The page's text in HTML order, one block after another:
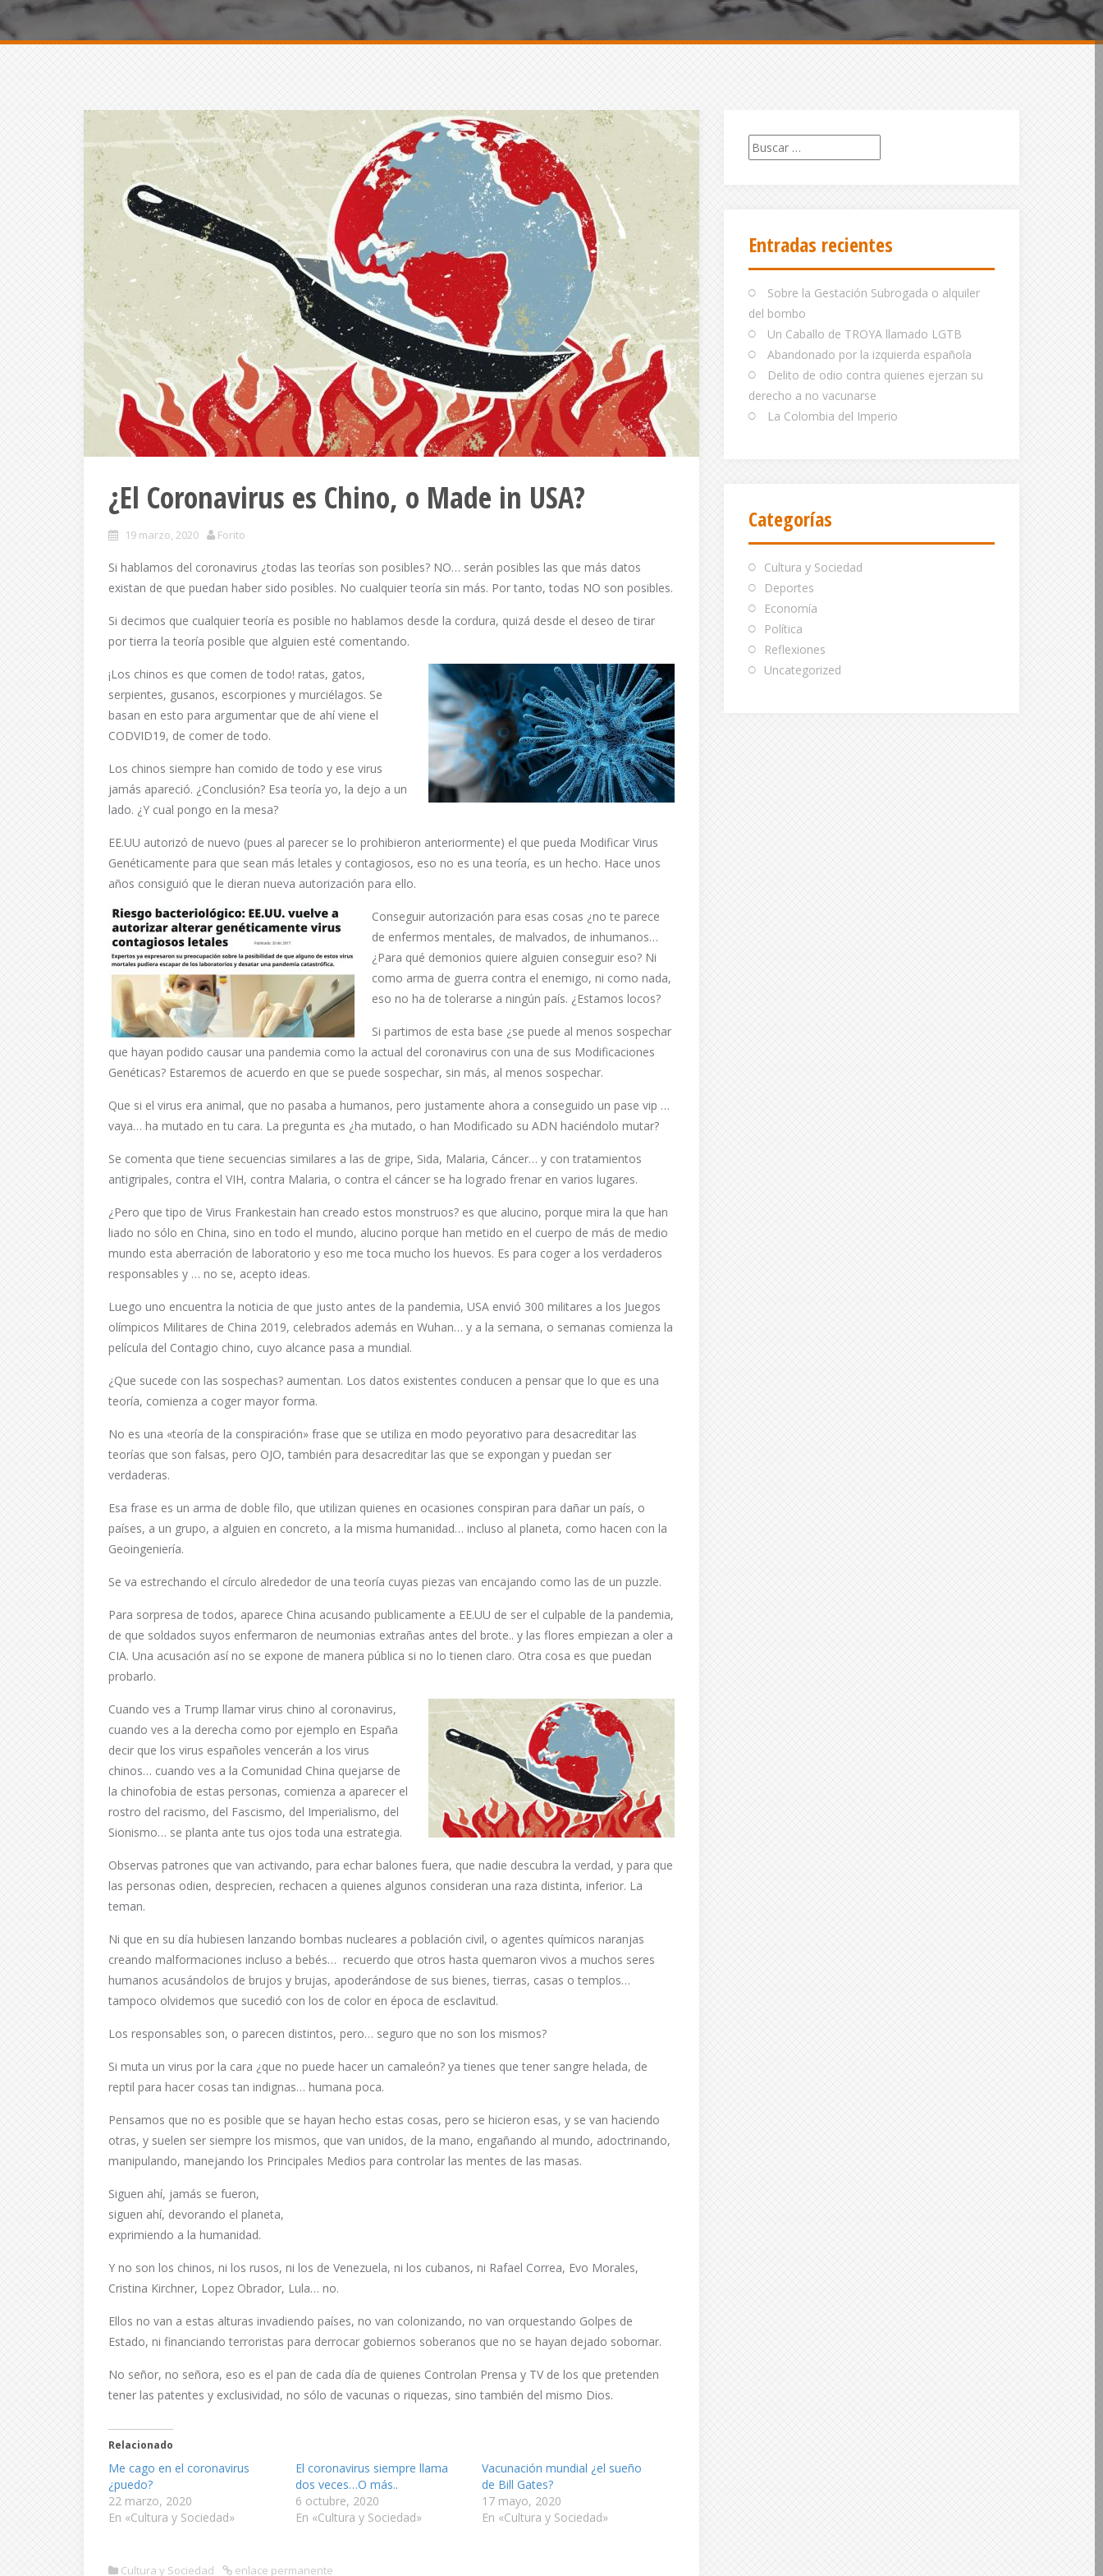
¿El Coronavirus es Chino, o Made in USA?
19 marzo, 2020 Forito
Si hablamos del coronavirus ¿todas las teorías son posibles? NO… serán posibles las que más datos
existan de que puedan haber sido posibles. No cualquier teoría sin más. Por tanto, todas NO son posibles.
Si decimos que cualquier teoría es posible no hablamos desde la cordura, quizá desde el deseo de tirar
por tierra la teoría posible que alguien esté comentando.
¡Los chinos es que comen de todo! ratas, gatos,
serpientes, gusanos, escorpiones y murciélagos. Se
basan en esto para argumentar que de ahí viene el
CODVID19, de comer de todo.
Los chinos siempre han comido de todo y ese virus
jamás apareció. ¿Conclusión? Esa teoría yo, la dejo a un
lado. ¿Y cual pongo en la mesa?
EE.UU autorizó de nuevo (pues al parecer se lo prohibieron anteriormente) el que pueda Modificar Virus
Genéticamente para que sean más letales y contagiosos, eso no es una teoría, es un hecho. Hace unos
años consiguió que le dieran nueva autorización para ello.
Conseguir autorización para esas cosas ¿no te parece
de enfermos mentales, de malvados, de inhumanos…
¿Para qué demonios quiere alguien conseguir eso? Ni
como arma de guerra contra el enemigo, ni como nada,
eso no ha de tolerarse a ningún país. ¿Estamos locos?
Si partimos de esta base ¿se puede al menos sospechar
que hayan podido causar una pandemia como la actual del coronavirus con una de sus Modificaciones
Genéticas? Estaremos de acuerdo en que se puede sospechar, sin más, al menos sospechar.
Que si el virus era animal, que no pasaba a humanos, pero justamente ahora a conseguido un pase vip …
vaya… ha mutado en tu cara. La pregunta es ¿ha mutado, o han Modificado su ADN haciéndolo mutar?
Se comenta que tiene secuencias similares a las de gripe, Sida, Malaria, Cáncer… y con tratamientos
antigripales, contra el VIH, contra Malaria, o contra el cáncer se ha logrado frenar en varios lugares.
¿Pero que tipo de Virus Frankestain han creado estos monstruos? es que alucino, porque mira la que han
liado no sólo en China, sino en todo el mundo, alucino porque han metido en el cuerpo de más de medio
mundo esta aberración de laboratorio y eso me toca mucho los huevos. Es para coger a los verdaderos
responsables y … no se, acepto ideas.
Luego uno encuentra la noticia de que justo antes de la pandemia, USA envió 300 militares a los Juegos
olímpicos Militares de China 2019, celebrados además en Wuhan… y a la semana, o semanas comienza la
película del Contagio chino, cuyo alcance pasa a mundial.
¿Que sucede con las sospechas? aumentan. Los datos existentes conducen a pensar que lo que es una
teoría, comienza a coger mayor forma.
No es una «teoría de la conspiración» frase que se utiliza en modo peyorativo para desacreditar las
teorías que son falsas, pero OJO, también para desacreditar las que se expongan y puedan ser
verdaderas.
Esa frase es un arma de doble filo, que utilizan quienes en ocasiones conspiran para dañar un país, o
países, a un grupo, a alguien en concreto, a la misma humanidad… incluso al planeta, como hacen con la
Geoingeniería.
Se va estrechando el círculo alrededor de una teoría cuyas piezas van encajando como las de un puzzle.
Para sorpresa de todos, aparece China acusando publicamente a EE.UU de ser el culpable de la pandemia,
de que soldados suyos enfermaron de neumonias extrañas antes del brote.. y las flores empiezan a oler a
CIA. Una acusación así no se expone de manera pública si no lo tienen claro. Otra cosa es que puedan
probarlo.
Cuando ves a Trump llamar virus chino al coronavirus,
cuando ves a la derecha como por ejemplo en España
decir que los virus españoles vencerán a los virus
chinos… cuando ves a la Comunidad China quejarse de
la chinofobia de estas personas, comienza a aparecer el
rostro del racismo, del Fascismo, del Imperialismo, del
Sionismo… se planta ante tus ojos toda una estrategia.
Observas patrones que van activando, para echar balones fuera, que nadie descubra la verdad, y para que
las personas odien, desprecien, rechacen a quienes algunos consideran una raza distinta, inferior. La
teman.
Ni que en su día hubiesen lanzando bombas nucleares a población civil, o agentes químicos naranjas
creando malformaciones incluso a bebés… recuerdo que otros hasta quemaron vivos a muchos seres
humanos acusándolos de brujos y brujas, apoderándose de sus bienes, tierras, casas o templos…
tampoco olvidemos que sucedió con los de color en época de esclavitud.
Los responsables son, o parecen distintos, pero… seguro que no son los mismos?
Si muta un virus por la cara ¿que no puede hacer un camaleón? ya tienes que tener sangre helada, de
reptil para hacer cosas tan indignas… humana poca.
Pensamos que no es posible que se hayan hecho estas cosas, pero se hicieron esas, y se van haciendo
otras, y suelen ser siempre los mismos, que van unidos, de la mano, engañando al mundo, adoctrinando,
manipulando, manejando los Principales Medios para controlar las mentes de las masas.
Siguen ahí, jamás se fueron,
siguen ahí, devorando el planeta,
exprimiendo a la humanidad.
Y no son los chinos, ni los rusos, ni los de Venezuela, ni los cubanos, ni Rafael Correa, Evo Morales,
Cristina Kirchner, Lopez Obrador, Lula… no.
Ellos no van a estas alturas invadiendo países, no van colonizando, no van orquestando Golpes de
Estado, ni financiando terroristas para derrocar gobiernos soberanos que no se hayan dejado sobornar.
No señor, no señora, eso es el pan de cada día de quienes Controlan Prensa y TV de los que pretenden
tener las patentes y exclusividad, no sólo de vacunas o riquezas, sino también del mismo Dios.
Relacionado
Me cago en el coronavirus
¿puedo?
22 marzo, 2020
En «Cultura y Sociedad»
El coronavirus siempre llama
dos veces…O más..
6 octubre, 2020
En «Cultura y Sociedad»
Vacunación mundial ¿el sueño
de Bill Gates?
17 mayo, 2020
En «Cultura y Sociedad»
Cultura y Sociedad enlace permanente
Buscar:
Entradas recientes
Sobre la Gestación Subrogada o alquiler
del bombo
Un Caballo de TROYA llamado LGTB
Abandonado por la izquierda española
Delito de odio contra quienes ejerzan su
derecho a no vacunarse
La Colombia del Imperio
Categorías
Cultura y Sociedad
Deportes
Economía
Política
Reflexiones
Uncategorized